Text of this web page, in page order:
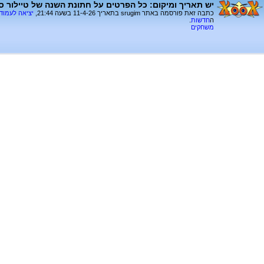
יש תאריך ומיקום: כל הפרטים על חתונת השנה של טיילור
כתבה זאת פורסמה באתר srugim בתאריך 11-4-26 בשעה 21:44, יציאה
החדשות
משחקים